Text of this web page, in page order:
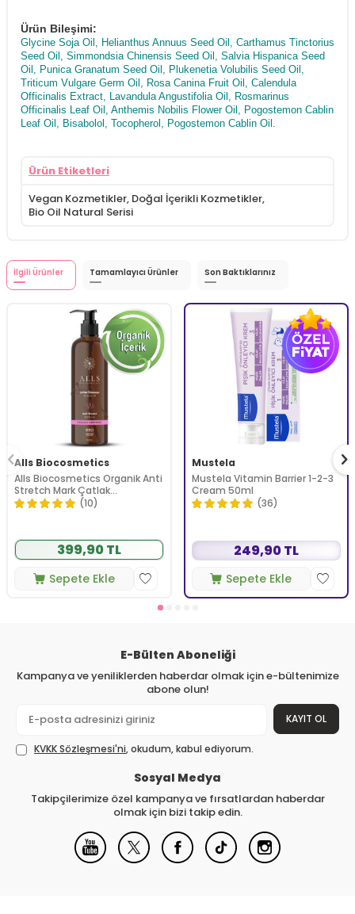
Ürün Bileşimi:
Glycine Soja Oil, Helianthus Annuus Seed Oil, Carthamus Tinctorius
Seed Oil, Simmondsia Chinensis Seed Oil, Salvia Hispanica Seed
Oil, Punica Granatum Seed Oil, Plukenetia Volubilis Seed Oil,
Triticum Vulgare Germ Oil, Rosa Canina Fruit Oil, Calendula
Officinalis Extract, Lavandula Angustifolia Oil, Rosmarinus
Officinalis Leaf Oil, Anthemis Nobilis Flower Oil, Pogostemon Cablin
Leaf Oil, Bisabolol, Tocopherol, Pogostemon Cablin Oil .
Ürün Etiketleri
Vegan Kozmetikler, Doğal İçerikli Kozmetikler,
Bio Oil Natural Serisi
İlgili Ürünler Tamamlayıcı Ürünler Son Baktıklarınız
Alls Biocosmetics
Alls Biocosmetics Organik Anti
Stretch Mark Çatlak
Önlemeye Yardımcı Jel 350 ml
(10)
399,90 TL
Sepete Ekle
Mustela
Mustela Vitamin Barrier 1-2-3
Cream 50ml
(36)
249,90 TL
Sepete Ekle
E-Bülten Aboneliği
Kampanya ve yeniliklerden haberdar olmak için e-bültenimize
abone olun!
KAYIT OL
KVKK Sözleşmesi'ni, okudum, kabul ediyorum.
Sosyal Medya
Takipçilerimize özel kampanya ve fırsatlardan haberdar
olmak için bizi takip edin.